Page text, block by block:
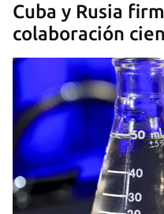
Cuba y Rusia
colaboración